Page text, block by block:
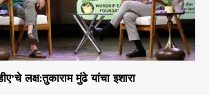
लक्ष:तुकाराम मुंढे यांचा इशारा